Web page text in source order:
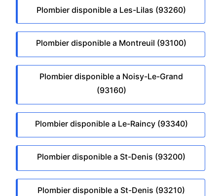
Plombier disponible a Les-Lilas (93260)
Plombier disponible a Montreuil (93100)
Plombier disponible a Noisy-Le-Grand
(93160)
Plombier disponible a Le-Raincy (93340)
Plombier disponible a St-Denis (93200)
Plombier disponible a St-Denis (93210)